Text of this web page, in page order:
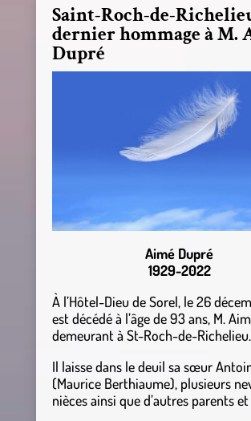
Saint-Roch-de-
dernier hommage à M.
Dupré
Aimé Dupré
1929-2022
À l’Hôtel-Dieu de Sorel, le 26
est décédé à l’âge de 93 ans, M.
demeurant à St-Roch-de-Richelieu.
Il laisse dans le deuil sa sœur
(Maurice Berthiaume), plusieurs
nièces ainsi que d’autres parents